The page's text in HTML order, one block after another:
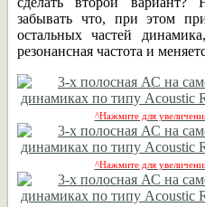
забывать что, при этом
остальных частей
резонансная частота и
^Нажмите для
^Нажмите для